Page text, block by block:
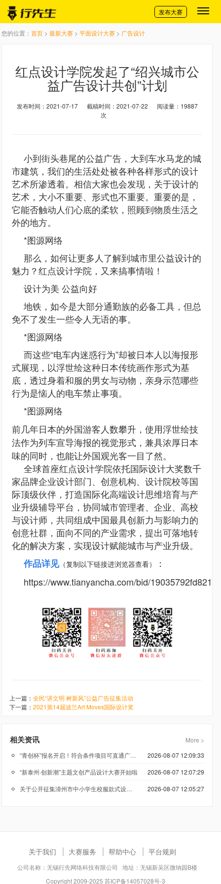
切换导航
发布大赛
您的位置： 首页 > 最新大赛 > 平面设计大赛 > 广告设计
红点设计学院发起了“绍兴城市公
益广告设计共创”计划
发布时间：2021-07-17 截稿时间：2021-07-22
阅读量：19887
次
小到街头巷尾的公益广告，大到车水马龙的城
市建筑，我们的生活处处被各种各样形式的设计
艺术所渗透着。相信大家也会发现，关于设计的
艺术，大小不重要、形式也不重要。重要的是，
它能否触动人们心底的柔软，照顾到物质生活之
外的地方。
*图源网络
那么，如何让更多人了解到城市里公益设计的
魅力？红点设计学院，又来搞事情啦！
设计为美 公益向好
地铁，如今是大部分通勤族的必备工具，但总
免不了发生一些令人无语的事。
*图源网络
而这些“电车内迷惑行为”却被日本人以海报形
式展现，以浮世绘这种日本传统画作形式为基
底，透过身着和服的男女与动物，亲身示范哪些
行为是恼人的电车禁止事项。
*图源网络
前几年日本的外国游客人数攀升，使用浮世绘技
法作为列车宣导海报的视觉形式，兼具浓厚日本
味的同时，也能让外国观光客一目了然。
全球首座红点设计学院依托国际设计大奖数千
家品牌企业设计部门、创意机构、设计院校等国
际顶级伙伴，打造国际化高端设计思维培育与产
业升级辅导平台，协同城市管理者、企业、高校
与设计师，共同组成中国最具创新力与影响力的
创意社群，面向不同的产业需求，提出可落地转
化的解决方案，实现设计赋能城市与产业升级。
作品详见 （复制以下链接进浏览器查看） ：
https://www.tianyancha.com/bid/
上一篇： 全民“讲文明 树新风”公益广告征集活动
下一篇： 2021第14届波兰Art Moves国际设计奖
相关资讯
More >
“青创杯”报名开启！符合条件项目可直通广州科技创新创业大赛
2026-08-07 12:09:33
“新泰州·创新潮”主题文创产品设计大赛开始啦
2026-08-07 12:07:29
关于公开征集漳州市中小学生校服款式设计方案的公告
2026-08-07 12:05:27
关于我们 大赛服务 帮助中心 平台规则
公司名称：无锡行先网络科技有限公司 地址：无锡新吴区微纳园B楼
Copyright 2009-2025 苏ICP备14057028号-3